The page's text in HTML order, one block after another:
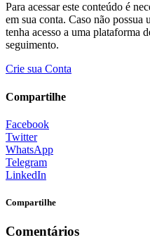
Para acessar este conteúdo é
em sua conta. Caso não possua
tenha acesso a uma plataforma
seguimento.
Crie sua Conta
Compartilhe
Facebook
Twitter
WhatsApp
Telegram
LinkedIn
Compartilhe
Comentários